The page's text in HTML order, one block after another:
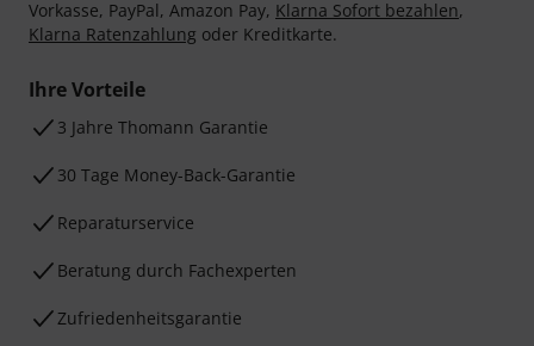
Vorkasse, PayPal, Amazon Pay, Klarna Sofort bezahlen,
Klarna Ratenzahlung oder Kreditkarte.
Ihre Vorteile
3 Jahre Thomann Garantie
30 Tage Money-Back-Garantie
Reparaturservice
Beratung durch Fachexperten
Zufriedenheitsgarantie